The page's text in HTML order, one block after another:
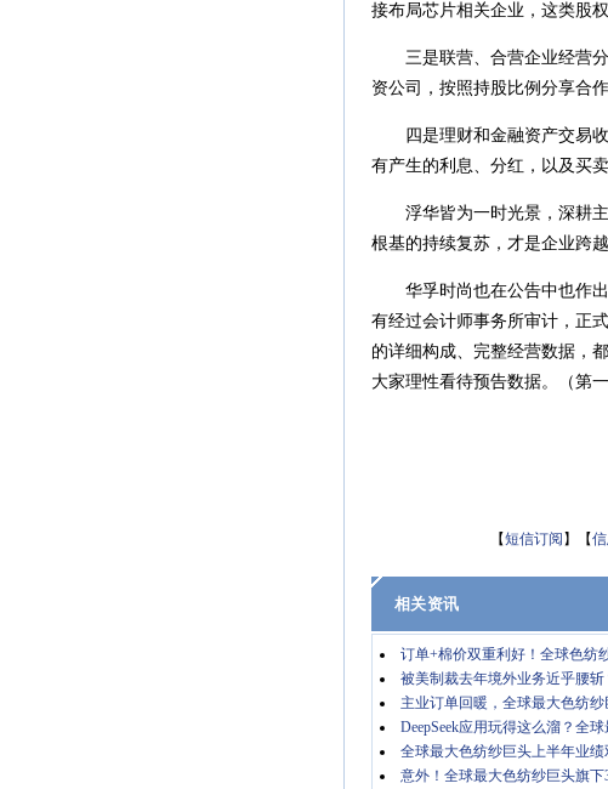
接布局芯片相关企业，这类股
三是联营、合营企业经营分
资公司，按照持股比例分享合
四是理财和金融资产交易收
有产生的利息、分红，以及买
浮华皆为一时光景，深耕主
根基的持续复苏，才是企业跨
华孚时尚也在公告中也作出
有经过会计师事务所审计，正
的详细构成、完整经营数据，
大家理性看待预告数据。（第一
【短信订阅 】【
相关资讯
订单+棉价双重利好！全球色纺
被美制裁去年境外业务近乎腰
主业订单回暖，全球最大色纺纱
DeepSeek应用玩得这么溜？全
全球最大色纺纱巨头上半年业
意外！全球最大色纺纱巨头旗